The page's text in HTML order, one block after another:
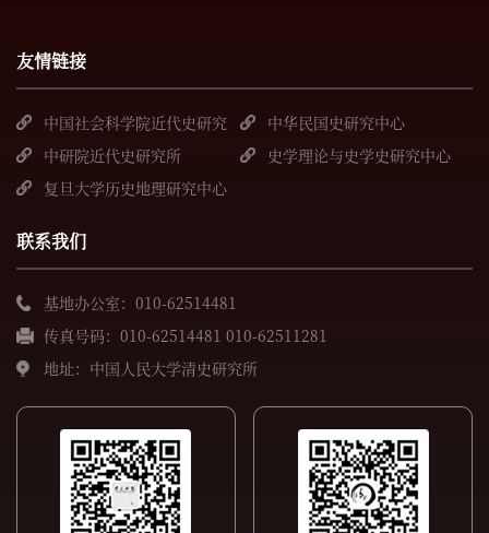
友情链接
中国社会科学院近代史研究
所
中华民国史研究中心
中研院近代史研究所
史学理论与史学史研究中心
复旦大学历史地理研究中心
联系我们
基地办公室：010-62514481
传真号码：010-62514481 010-62511281
地址：中国人民大学清史研究所